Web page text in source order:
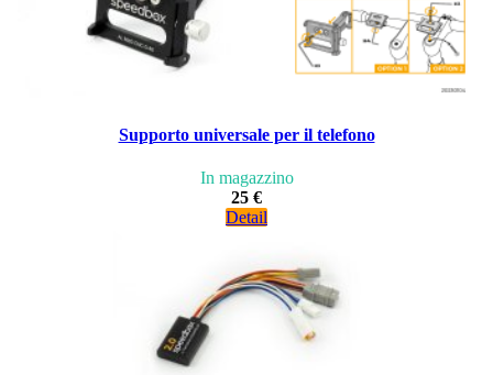
Supporto universale per il telefono
In magazzino
25 €
Detail